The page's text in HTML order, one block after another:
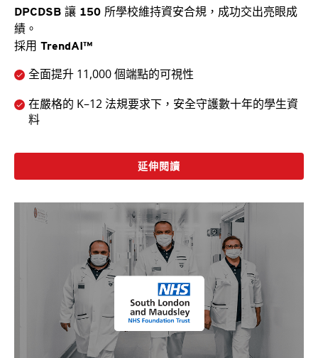
DPCDSB 讓 150 所學校維持資安合規，成功交出亮眼成
績。
採用 TrendAI™
全面提升 11,000 個端點的可視性
在嚴格的 K–12 法規要求下，安全守護數十年的學生資
料
延伸閱讀